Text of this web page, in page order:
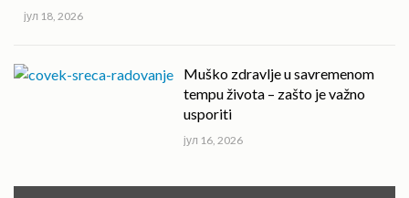
јул 18, 2026
Muško zdravlje u savremenom
tempu života – zašto je važno
usporiti
јул 16, 2026